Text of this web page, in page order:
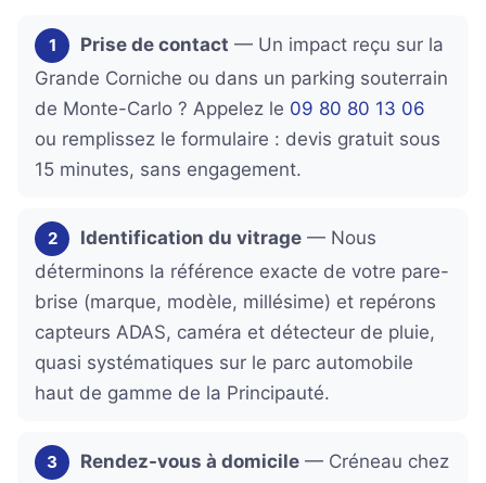
1 Prise de contact — Un impact reçu sur la
Grande Corniche ou dans un parking souterrain
de Monte-Carlo ? Appelez le 09 80 80 13 06
ou remplissez le formulaire : devis gratuit sous
15 minutes, sans engagement.
2 Identification du vitrage — Nous
déterminons la référence exacte de votre pare-
brise (marque, modèle, millésime) et repérons
capteurs ADAS, caméra et détecteur de pluie,
quasi systématiques sur le parc automobile
haut de gamme de la Principauté.
3 Rendez-vous à domicile — Créneau chez